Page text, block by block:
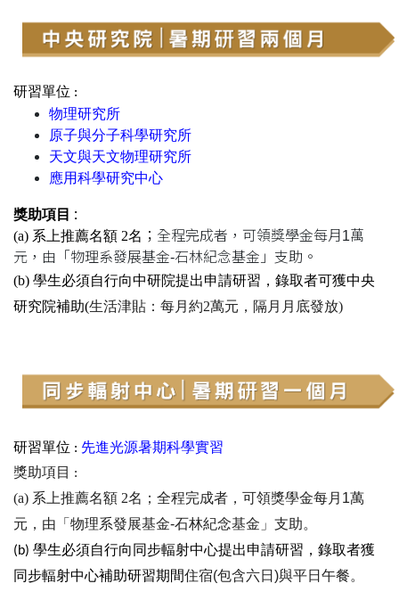
研習單位 :
物理研究所
原子與分子科學研究所
天文與天文物理研究所
應用科學研究中心
獎助項目 :
(a) 系上推薦名額 2名 ； 全程完成者，可領獎學金每月1萬
元，由「物理系發展基金-石林紀念基金」支助。
(b) 學生必須自行向中研院提出申請研習，錄取者可獲中央
研究院補助(生活津貼：每月約2萬元，隔月月底發放)
研習單位 : 先進光源暑期科學實習
獎助項目 :
(a) 系上推薦名額 2名 ；全程完成者，可領獎學金每月1萬
元，由「物理系發展基金-石林紀念基金」支助。
(b) 學生必須自行向同步輻射中心提出申請研習，錄取者獲
同步輻射中心補助研習期間住宿(包含六日)與平日午餐。